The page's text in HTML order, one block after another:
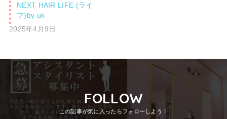
NEXT HAIR LIFE (ライ
フ)by uk
2025年4月9日
FOLLOW